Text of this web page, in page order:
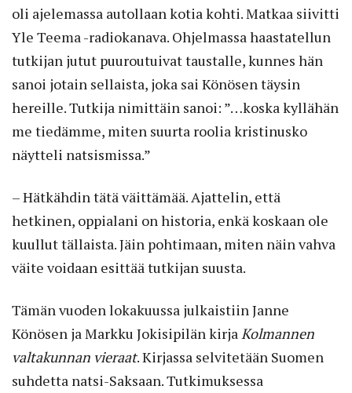
oli ajelemassa autollaan kotia kohti. Matkaa siivitti
Yle Teema -radiokanava. Ohjelmassa haastatellun
tutkijan jutut puuroutuivat taustalle, kunnes hän
sanoi jotain sellaista, joka sai Könösen täysin
hereille. Tutkija nimittäin sanoi: ”…koska kyllähän
me tiedämme, miten suurta roolia kristinusko
näytteli natsismissa.”
– Hätkähdin tätä väittämää. Ajattelin, että
hetkinen, oppialani on historia, enkä koskaan ole
kuullut tällaista. Jäin pohtimaan, miten näin vahva
väite voidaan esittää tutkijan suusta.
Tämän vuoden lokakuussa julkaistiin Janne
Könösen ja Markku Jokisipilän kirjaKolmannen
valtakunnan vieraat. Kirjassa selvitetään Suomen
suhdetta natsi-Saksaan. Tutkimuksessa